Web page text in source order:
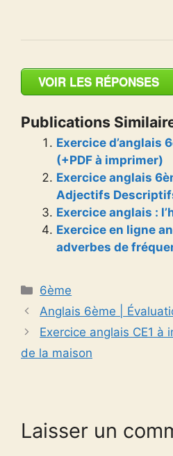
VOIR LES RÉPONSES
Publications
Exercice d’anglais
(+PDF à imprimer)
Exercice anglais
Adjectifs
Exercice anglais :
Exercice en ligne
adverbes de
Catégories
6ème
Anglais 6ème |
Exercice anglais CE1 à
de la maison
Laisser un